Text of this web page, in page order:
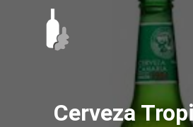
contenido
Cerveza